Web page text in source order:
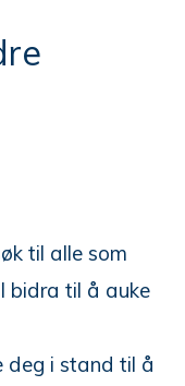
til alle som
bidra til å auke
deg i stand til å